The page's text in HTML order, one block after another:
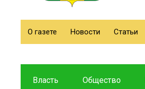
О газете Новости Статьи
Власть Общество